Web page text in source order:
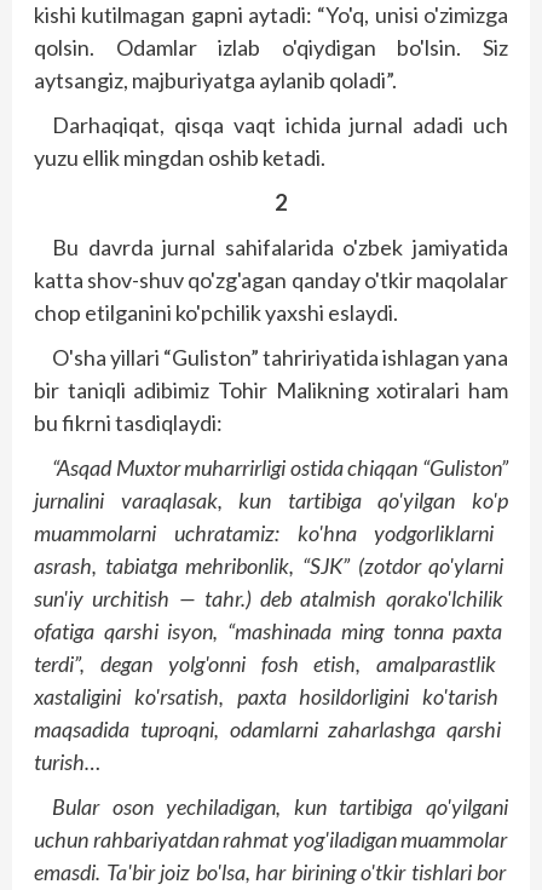
kishi kutilmagan gapni aytadi: “Yo'q, unisi o'zimizga
qolsin. Odamlar izlab o'qiydigan bo'lsin. Siz
aytsangiz, majburiyatga aylanib qoladi”.
Darhaqiqat, qisqa vaqt ichida jurnal adadi uch
yuzu ellik mingdan oshib ketadi.
2
Bu davrda jurnal sahifalarida o'zbek jamiyatida
katta shov-shuv qo'zg'agan qanday o'tkir maqolalar
chop etilganini ko'pchilik yaxshi eslaydi.
O'sha yillari “Guliston” tahririyatida ishlagan yana
bir taniqli adibimiz Tohir Malikning xotiralari ham
bu fikrni tasdiqlaydi:
“AsqadMuxtormuharrirligiostidachiqqan “Guliston”
jurnalini varaqlasak, kun tartibigaqo'yilgan ko'p
muammolarni uchratamiz: ko'hnayodgorliklarni
asrash, tabiatgamehribonlik, “SJK” (zotdorqo'ylarni
sun'iy urchitish — tahr.) deb atalmish qorako'lchilik
ofatiga qarshiisyon, “mashinada mingtonnapaxta
terdi”, deganyolg'onnifosh etish, amalparastlik
xastaligini ko'rsatish, paxtahosildorligini ko'tarish
maqsadida tuproqni, odamlarnizaharlashga qarshi
turish…
Bularosonyechiladigan, kuntartibiga qo'yilgani
uchunrahbariyatdanrahmatyog'iladiganmuammolar
emasdi. Ta'birjoiz bo'lsa, harbiriningo'tkirtishlaribor